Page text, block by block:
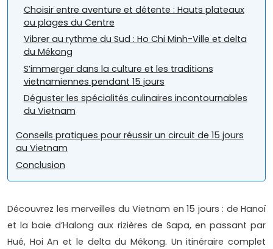
Choisir entre aventure et détente : Hauts plateaux
ou plages du Centre
Vibrer au rythme du Sud : Ho Chi Minh-Ville et delta
du Mékong
S’immerger dans la culture et les traditions
vietnamiennes pendant 15 jours
Déguster les spécialités culinaires incontournables
du Vietnam
Conseils pratiques pour réussir un circuit de 15 jours
au Vietnam
Conclusion
Découvrez les merveilles du Vietnam en 15 jours : de Hanoï
et la baie d’Halong aux rizières de Sapa, en passant par
Hué, Hoi An et le delta du Mékong. Un itinéraire complet